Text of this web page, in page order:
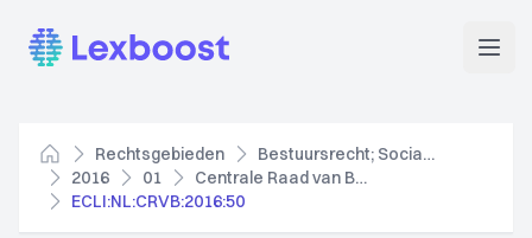
Lexboost
Home
Rechtsgebieden
Bestuursrecht; Socialezekerheidsrecht
2016
01
Centrale Raad van Beroep
ECLI:NL:CRVB:2016:50